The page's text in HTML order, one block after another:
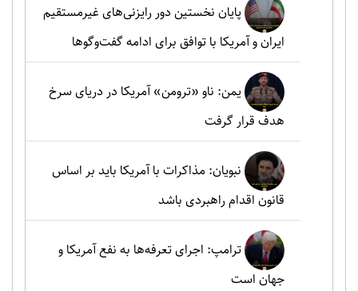
پایان نخستین دور رایزنی‌های غیرمستقیم
ایران و آمریکا با توافق برای ادامه گفت‌وگوها
یمن: ناو «ترومن» آمریکا در دریای سرخ
هدف قرار گرفت
نبویان: مذاکرات با آمریکا باید بر اساس
قانون اقدام راهبردی باشد
ترامپ: اجرای تعرفه‌ها به نفع آمریکا و
جهان است